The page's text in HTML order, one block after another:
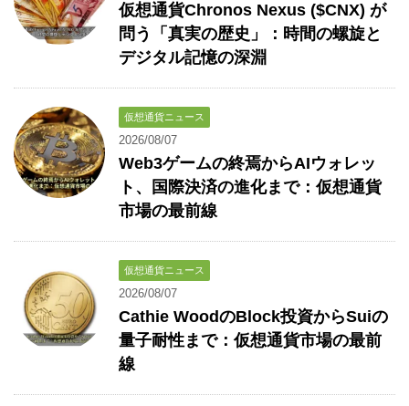
仮想通貨Chronos Nexus ($CNX) が
問う「真実の歴史」：時間の螺旋と
デジタル記憶の深淵
仮想通貨ニュース
2026/08/07
Web3ゲームの終焉からAIウォレッ
ト、国際決済の進化まで：仮想通貨
市場の最前線
仮想通貨ニュース
2026/08/07
Cathie WoodのBlock投資からSuiの
量子耐性まで：仮想通貨市場の最前
線